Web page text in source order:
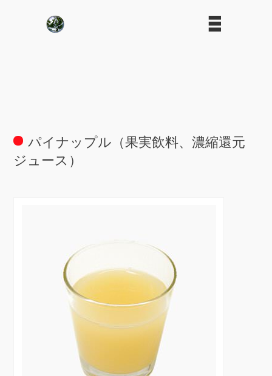
パイナップル（果実飲料、濃縮還元
ジュース）